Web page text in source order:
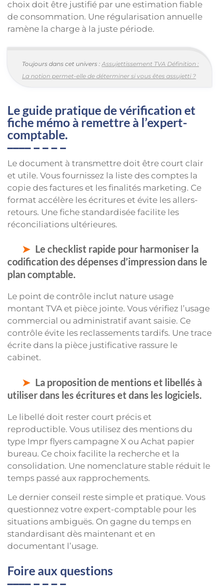
choix doit être justifié par une estimation fiable
de consommation. Une régularisation annuelle
ramène la charge à la juste période.
Toujours dans cet univers :Assujettissement TVA Définition :
La notion permet-elle de déterminer si vous êtes assujetti ?
Le guide pratique de vérification et
fiche mémo à remettre à l’expert-
comptable.
Le document à transmettre doit être court clair
et utile. Vous fournissez la liste des comptes la
copie des factures et les finalités marketing. Ce
format accélère les écritures et évite les allers-
retours. Une fiche standardisée facilite les
réconciliations ultérieures.
Le checklist rapide pour harmoniser la
codification des dépenses d’impression dans le
plan comptable.
Le point de contrôle inclut nature usage
montant TVA et pièce jointe. Vous vérifiez l’usage
commercial ou administratif avant saisie. Ce
contrôle évite les reclassements tardifs. Une trace
écrite dans la pièce justificative rassure le
cabinet.
La proposition de mentions et libellés à
utiliser dans les écritures et dans les logiciels.
Le libellé doit rester court précis et
reproductible. Vous utilisez des mentions du
type Impr flyers campagne X ou Achat papier
bureau. Ce choix facilite la recherche et la
consolidation. Une nomenclature stable réduit le
temps passé aux rapprochements.
Le dernier conseil reste simple et pratique. Vous
questionnez votre expert-comptable pour les
situations ambiguës. On gagne du temps en
standardisant dès maintenant et en
documentant l’usage.
Foire aux questions